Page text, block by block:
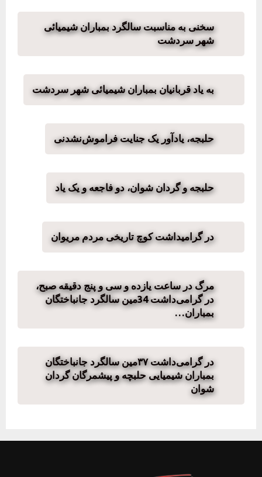
سخنی به مناسبت سالگرد بمباران شیمیائی
شهر سردشت
به یاد قربانیان بمباران شیمیائی شهر سردشت
حلبجه، یادآور یک جنایت فراموش‌نشدنی
حلبجه و گردان شوان، دو فاجعه و یک یاد
در گرامیداشت کوچ تاریخی مردم مریوان
مرگ در ساعت یازدە و سی و پنج دقیقه صبح،
در گرامی‌داشت 34مین سالگرد جانباختگان
بمباران…
در گرامی‌داشت ۳۷مین سالگرد جانباختگان
بمباران شیمیایی حلبچه و پیشمرگان گردان
شوان